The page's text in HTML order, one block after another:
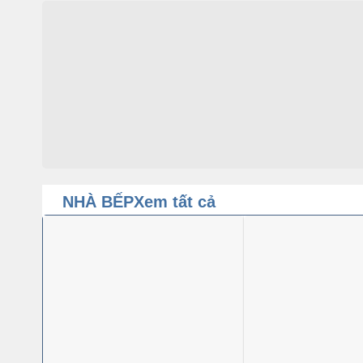
NHÀ BẾPXem tất cả